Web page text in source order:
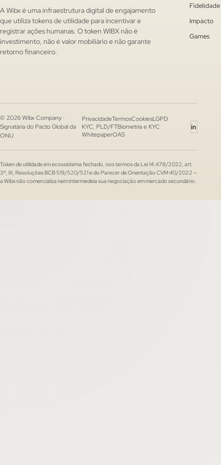
A Wibx é uma infraestrutura digital de engajamento
que utiliza tokens de utilidade para incentivar e
registrar ações humanas. O token WIBX não é
investimento, não é valor mobiliário e não garante
retorno financeiro.
Fidelidade
Impacto
Games
© 2026 Wibx Company ·
Signatária do Pacto Global da
ONU
PrivacidadeTermosCookiesLGPD
KYC, PLD/FTBiometria e KYC
WhitepaperOAS
in
Token de utilidade em ecossistema fechado, nos termos da Lei 14.478/2022, art.
3º, III, Resoluções BCB 519/520/521 e do Parecer de Orientação CVM 40/2022 —
a Wibx não comercializa nem intermedeia sua negociação em mercado secundário.